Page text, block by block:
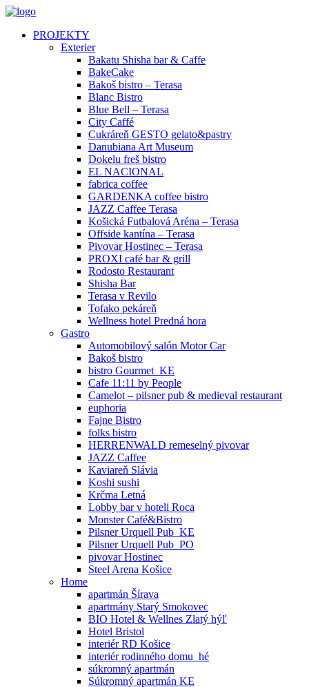
PROJEKTY
Exterier
Bakatu Shisha bar & Caffe
BakeCake
Bakoš bistro – Terasa
Blanc Bistro
Blue Bell – Terasa
City Caffé
Cukráreň GESTO gelato&pastry
Danubiana Art Museum
Dokelu freš bistro
EL NACIONAL
fabrica coffee
GARDENKA coffee bistro
JAZZ Caffee Terasa
Košická Futbalová Aréna – Terasa
Offside kantína – Terasa
Pivovar Hostinec – Terasa
PROXI café bar & grill
Rodosto Restaurant
Shisha Bar
Terasa v Revilo
Tofako pekáreň
Wellness hotel Predná hora
Gastro
Automobilový salón Motor Car
Bakoš bistro
bistro Gourmet_KE
Cafe 11:11 by People
Camelot – pilsner pub & medieval restaurant
euphoria
Fajne Bistro
folks bistro
HERRENWALD remeselný pivovar
JAZZ Caffee
Kaviareň Slávia
Koshi sushi
Krčma Letná
Lobby bar v hoteli Roca
Monster Café&Bistro
Pilsner Urquell Pub_KE
Pilsner Urquell Pub_PO
pivovar Hostinec
Steel Arena Košice
Home
apartmán Šírava
apartmány Starý Smokovec
BIO Hotel & Wellnes Zlatý hýľ
Hotel Bristol
interiér RD Košice
interiér rodinného domu_hé
súkromný apartmán
Súkromný apartmán KE